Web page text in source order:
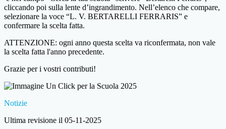
cliccando poi sulla lente d’ingrandimento. Nell’elenco che compare,
selezionare la voce “L. V. BERTARELLI FERRARIS” e
confermare la scelta fatta.
ATTENZIONE: ogni anno questa scelta va riconfermata, non vale
la scelta fatta l'anno precedente.
Grazie per i vostri contributi!
Notizie
Ultima revisione il 05-11-2025